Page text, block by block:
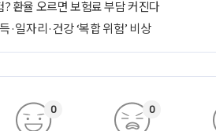
환율 오르면 보험료 부담 커진다
·일자리·건강 ‘복합 위험’ 비상
0 0